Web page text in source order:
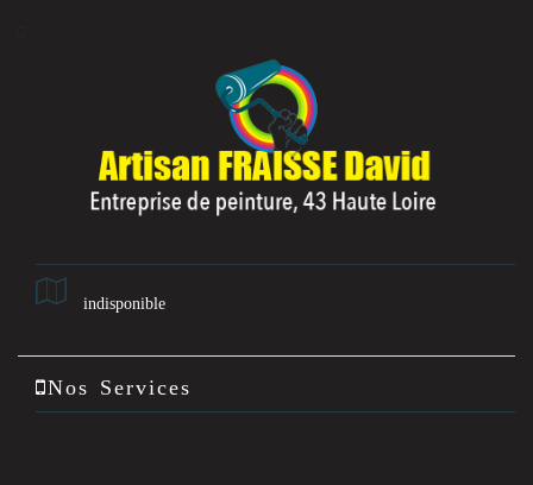
indisponible
Nos Services